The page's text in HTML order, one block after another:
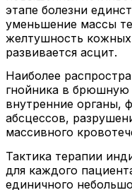
этапе болезни
уменьшение массы
желтушность кожных
развивается асцит.
Наиболее
гнойника в брюшную
внутренние органы,
абсцессов,
массивного
Тактика терапии
для каждого
единичного